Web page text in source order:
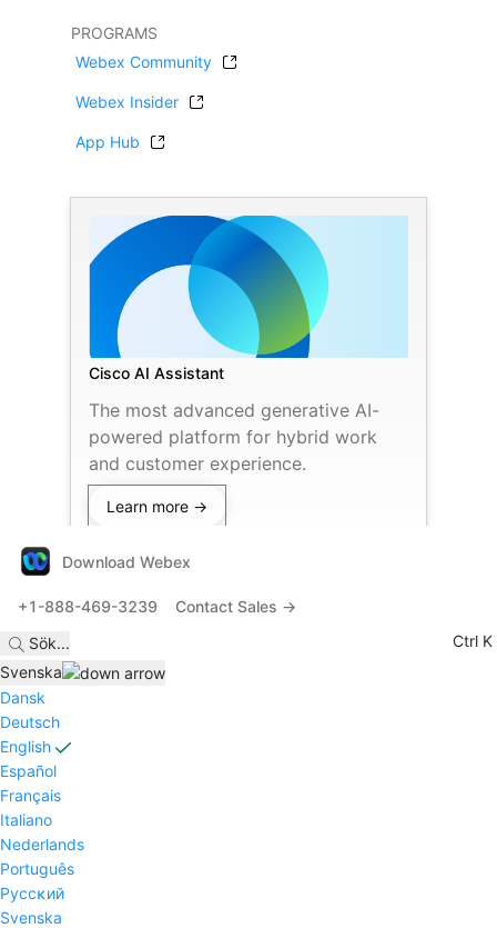
PROGRAMS
Webex Community
Webex Insider
App Hub
Cisco AI Assistant
The most advanced generative AI-
powered platform for hybrid work
and customer experience.
Learn more →
Download Webex
+1-888-469-3239
Contact Sales →
Sök...
Ctrl K
Svenska
Dansk
Deutsch
English
Español
Français
Italiano
Nederlands
Português
Pyccĸий
Svenska